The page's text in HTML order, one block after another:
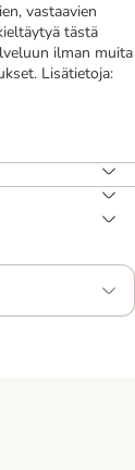
vastaavien
tästä
ilman muita
Lisätietoja: